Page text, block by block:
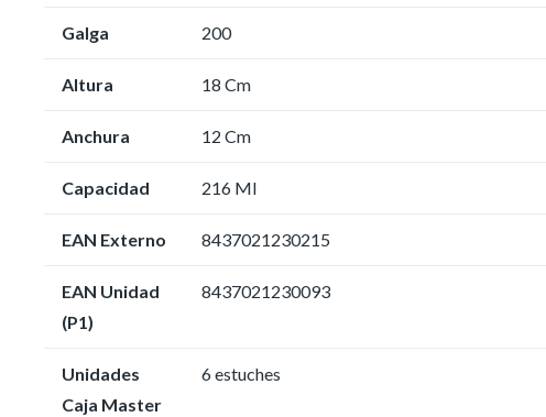
Galga 200
Altura 18 Cm
Anchura 12 Cm
Capacidad 216 Ml
EAN Externo 8437021230215
EAN Unidad
(P1)
8437021230093
Unidades
Caja Master
6 estuches